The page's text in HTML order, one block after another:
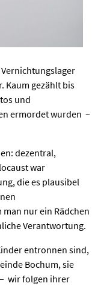
kaufen
Kontakt
Kaum gezählt bis
und
ermordet wurden –
dezentral,
war
die es plausibel
nur ein Rädchen
Verantwortung.
entronnen sind,
Bochum, sie
wir folgen ihrer